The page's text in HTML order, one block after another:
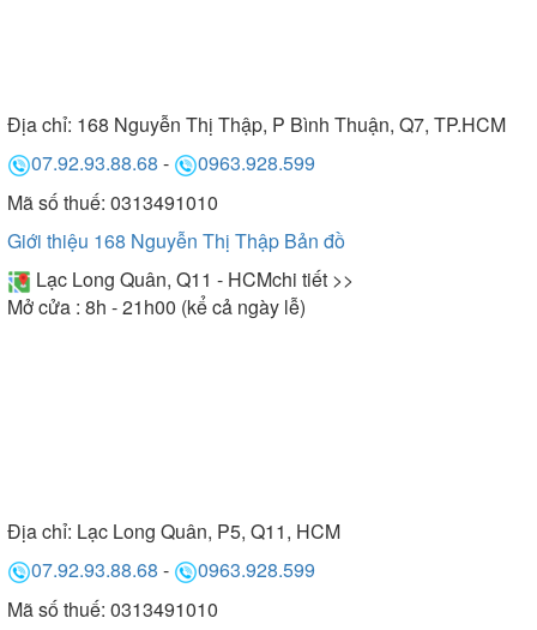
Địa chỉ: 168 Nguyễn Thị Thập, P Bình Thuận, Q7, TP.HCM
07.92.93.88.68 -
0963.928.599
Mã số thuế: 0313491010
Giới thiệu 168 Nguyễn Thị Thập Bản đồ
Lạc Long Quân, Q11 - HCMchi tiết >>
Mở cửa : 8h - 21h00 (kể cả ngày lễ)
Địa chỉ: Lạc Long Quân, P5, Q11, HCM
07.92.93.88.68 -
0963.928.599
Mã số thuế: 0313491010